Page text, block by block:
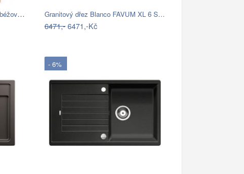
Blanco SUBLINE 320-U Silgranit béžová… Granitový dřez Blanco FAVUM XL 6 S…
6471,-6471,-Kč
- 6%